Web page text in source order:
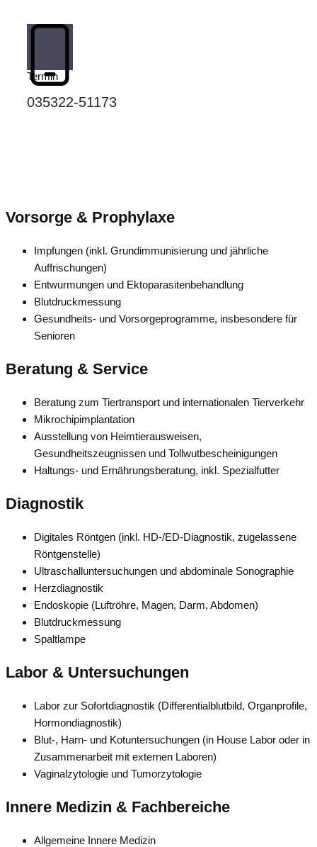
Termin
035322-51173
Vorsorge & Prophylaxe
Impfungen (inkl. Grundimmunisierung und jährliche
Auffrischungen)
Entwurmungen und Ektoparasitenbehandlung
Blutdruckmessung
Gesundheits- und Vorsorgeprogramme, insbesondere für
Senioren
Beratung & Service
Beratung zum Tiertransport und internationalen Tierverkehr
Mikrochipimplantation
Ausstellung von Heimtierausweisen,
Gesundheitszeugnissen und Tollwutbescheinigungen
Haltungs- und Ernährungsberatung, inkl. Spezialfutter
Diagnostik
Digitales Röntgen (inkl. HD-/ED-Diagnostik, zugelassene
Röntgenstelle)
Ultraschalluntersuchungen und abdominale Sonographie
Herzdiagnostik
Endoskopie (Luftröhre, Magen, Darm, Abdomen)
Blutdruckmessung
Spaltlampe
Labor & Untersuchungen
Labor zur Sofortdiagnostik (Differentialblutbild, Organprofile,
Hormondiagnostik)
Blut-, Harn- und Kotuntersuchungen (in House Labor oder in
Zusammenarbeit mit externen Laboren)
Vaginalzytologie und Tumorzytologie
Innere Medizin & Fachbereiche
Allgemeine Innere Medizin